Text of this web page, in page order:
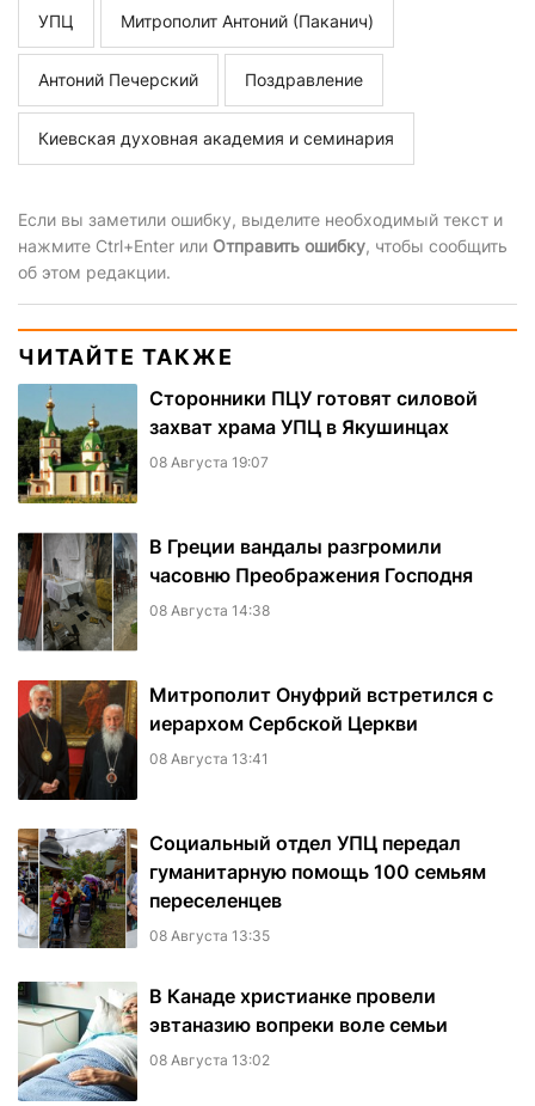
УПЦ Митрополит Антоний (Паканич)
Антоний Печерский Поздравление
Киевская духовная академия и семинария
Если вы заметили ошибку, выделите необходимый текст и
нажмите Ctrl+Enter или Отправить ошибку, чтобы сообщить
об этом редакции.
ЧИТАЙТЕ ТАКЖЕ
Сторонники ПЦУ готовят силовой
захват храма УПЦ в Якушинцах
08 Августа 19:07
В Греции вандалы разгромили
часовню Преображения Господня
08 Августа 14:38
Митрополит Онуфрий встретился с
иерархом Сербской Церкви
08 Августа 13:41
Социальный отдел УПЦ передал
гуманитарную помощь 100 семьям
переселенцев
08 Августа 13:35
В Канаде христианке провели
эвтаназию вопреки воле семьи
08 Августа 13:02